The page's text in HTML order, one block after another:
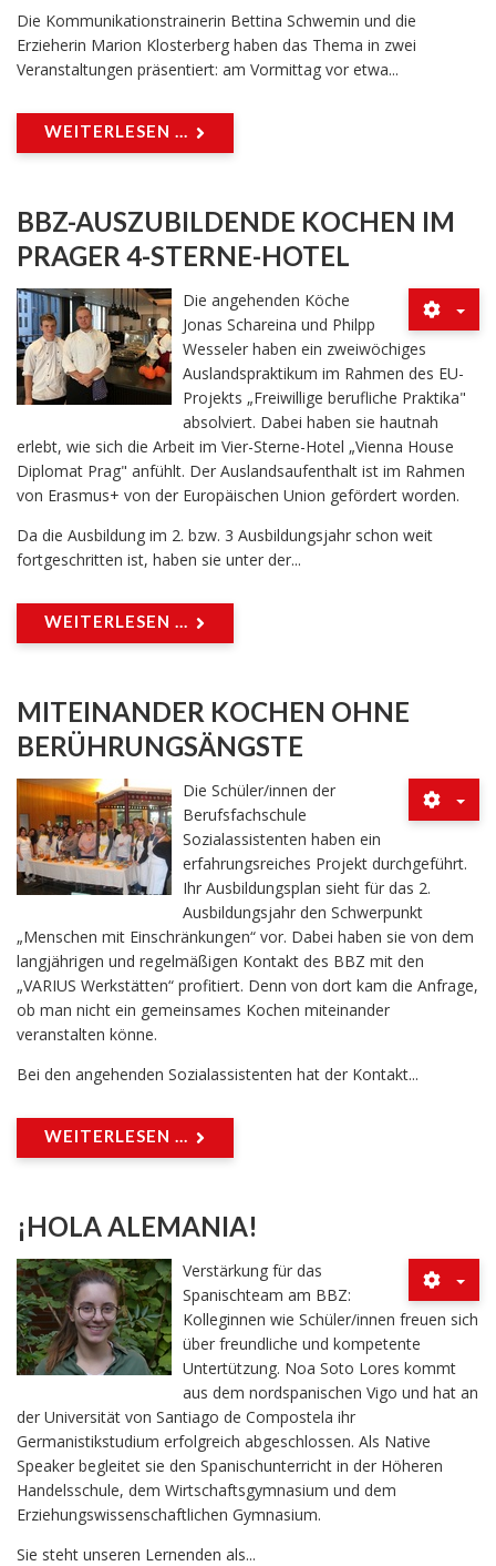
Die Kommunikationstrainerin Bettina Schwemin und die
Erzieherin Marion Klosterberg haben das Thema in zwei
Veranstaltungen präsentiert: am Vormittag vor etwa...
WEITERLESEN ...
BBZ-AUSZUBILDENDE KOCHEN IM
PRAGER 4-STERNE-HOTEL
Die angehenden Köche
Jonas Schareina und Philpp
Wesseler haben ein zweiwöchiges
Auslandspraktikum im Rahmen des EU-
Projekts „Freiwillige berufliche Praktika"
absolviert. Dabei haben sie hautnah
erlebt, wie sich die Arbeit im Vier-Sterne-Hotel „Vienna House
Diplomat Prag" anfühlt. Der Auslandsaufenthalt ist im Rahmen
von Erasmus+ von der Europäischen Union gefördert worden.
Da die Ausbildung im 2. bzw. 3 Ausbildungsjahr schon weit
fortgeschritten ist, haben sie unter der...
WEITERLESEN ...
MITEINANDER KOCHEN OHNE
BERÜHRUNGSÄNGSTE
Die Schüler/innen der
Berufsfachschule
Sozialassistenten haben ein
erfahrungsreiches Projekt durchgeführt.
Ihr Ausbildungsplan sieht für das 2.
Ausbildungsjahr den Schwerpunkt
„Menschen mit Einschränkungen“ vor. Dabei haben sie von dem
langjährigen und regelmäßigen Kontakt des BBZ mit den
„VARIUS Werkstätten“ profitiert. Denn von dort kam die Anfrage,
ob man nicht ein gemeinsames Kochen miteinander
veranstalten könne.
Bei den angehenden Sozialassistenten hat der Kontakt...
WEITERLESEN ...
¡HOLA ALEMANIA!
Verstärkung für das
Spanischteam am BBZ:
Kolleginnen wie Schüler/innen freuen sich
über freundliche und kompetente
Untertützung. Noa Soto Lores kommt
aus dem nordspanischen Vigo und hat an
der Universität von Santiago de Compostela ihr
Germanistikstudium erfolgreich abgeschlossen. Als Native
Speaker begleitet sie den Spanischunterricht in der Höheren
Handelsschule, dem Wirtschaftsgymnasium und dem
Erziehungswissenschaftlichen Gymnasium.
Sie steht unseren Lernenden als...